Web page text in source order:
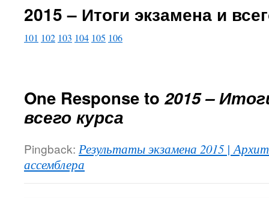
2015 – Итоги экзамена и
101 102 103 104 105 106
One Response to2015 –
всего курса
Pingback: Результаты экзамена 2015 |
ассемблера